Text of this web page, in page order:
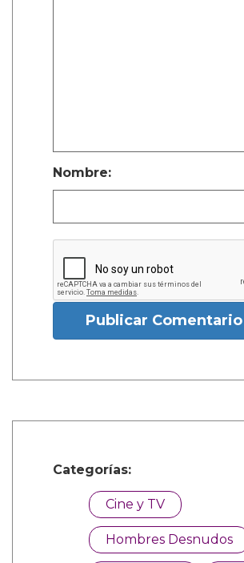
Nombre:
Publicar Comentario
Categorías:
Cine y TV
Hombres Desnudos